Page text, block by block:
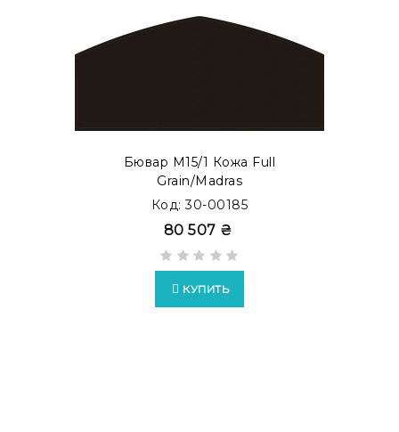
Также Вы можете заказать бювар с металлической
прослойкой внутри. Такой тип бюваров представлен,
Бювар М15/1 Кожа Full
Grain/Madras
Код: 30-00185
80 507 ₴
КУПИТЬ